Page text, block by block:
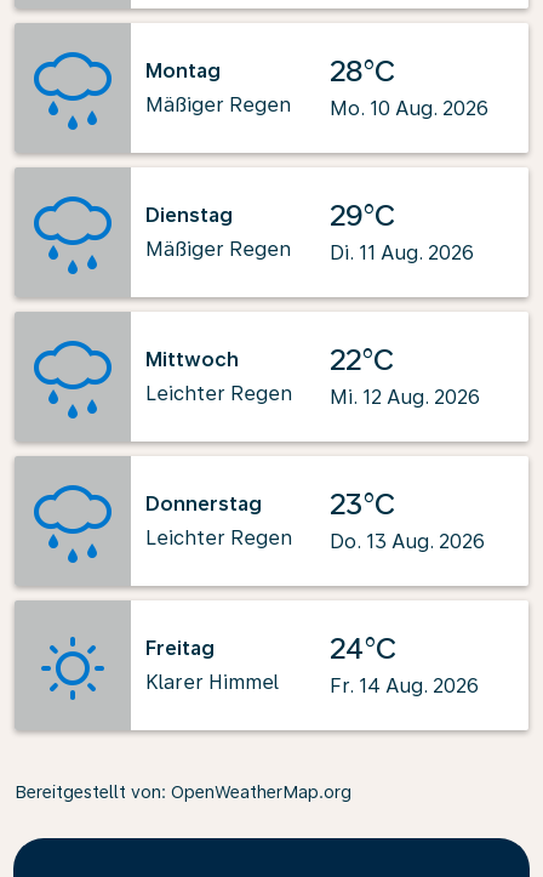
Montag
Mäßiger Regen
28°C
Mo. 10 Aug. 2026
Dienstag
Mäßiger Regen
29°C
Di. 11 Aug. 2026
Mittwoch
Leichter Regen
22°C
Mi. 12 Aug. 2026
Donnerstag
Leichter Regen
23°C
Do. 13 Aug. 2026
Freitag
Klarer Himmel
24°C
Fr. 14 Aug. 2026
Bereitgestellt von: OpenWeatherMap.org